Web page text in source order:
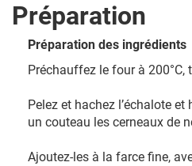
Préparation
Préparation des ingrédients
Préchauffez le four à 200°C,
Pelez et hachez l’échalote
un couteau les cerneaux de
Ajoutez-les à la farce fine,